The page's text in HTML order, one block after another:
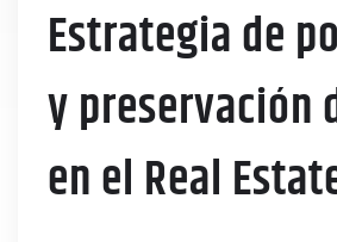
Estrategia de
y preservación
en el Real